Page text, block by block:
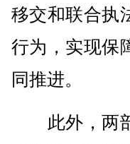
移交和联合执
行为，实现保
同推进。
此外，两部